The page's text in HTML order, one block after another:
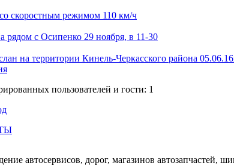
скоростным режимом 110 км/ч
с Осипенко 29 ноября, в 11-30
на территории Кинель-Черкасского района
пользователей и гости: 1
автосервисов, дорог, магазинов автозапчастей,